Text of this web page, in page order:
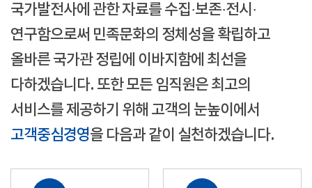
국가발전사에 관한 자료를 수집·보존·전시·
연구함으로써 민족문화의 정체성을 확립하고
올바른 국가관 정립에 이바지함에 최선을
다하겠습니다. 또한 모든 임직원은 최고의
서비스를 제공하기 위해 고객의 눈높이에서
고객중심경영을 다음과 같이 실천하겠습니다.